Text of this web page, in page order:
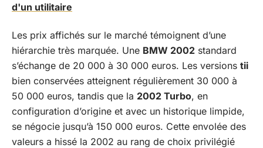
d'un utilitaire
Les prix affichés sur le marché témoignent d’une
hiérarchie très marquée. Une BMW 2002 standard
s’échange de 20 000 à 30 000 euros. Les versions tii
bien conservées atteignent régulièrement 30 000 à
50 000 euros, tandis que la 2002 Turbo, en
configuration d’origine et avec un historique limpide,
se négocie jusqu’à 150 000 euros. Cette envolée des
valeurs a hissé la 2002 au rang de choix privilégié